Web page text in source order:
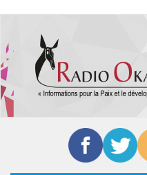
contenu
principal